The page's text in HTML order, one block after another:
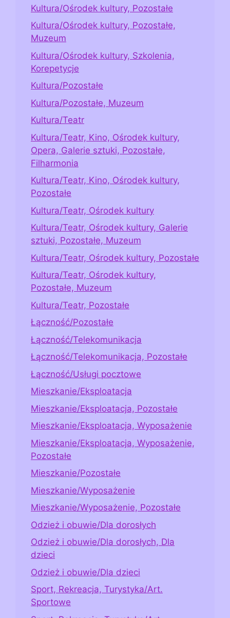
Kultura/Ośrodek kultury, Pozostałe
Kultura/Ośrodek kultury, Pozostałe,
Muzeum
Kultura/Ośrodek kultury, Szkolenia,
Korepetycje
Kultura/Pozostałe
Kultura/Pozostałe, Muzeum
Kultura/Teatr
Kultura/Teatr, Kino, Ośrodek kultury,
Opera, Galerie sztuki, Pozostałe,
Filharmonia
Kultura/Teatr, Kino, Ośrodek kultury,
Pozostałe
Kultura/Teatr, Ośrodek kultury
Kultura/Teatr, Ośrodek kultury, Galerie
sztuki, Pozostałe, Muzeum
Kultura/Teatr, Ośrodek kultury, Pozostałe
Kultura/Teatr, Ośrodek kultury,
Pozostałe, Muzeum
Kultura/Teatr, Pozostałe
Łączność/Pozostałe
Łączność/Telekomunikacja
Łączność/Telekomunikacja, Pozostałe
Łączność/Usługi pocztowe
Mieszkanie/Eksploatacja
Mieszkanie/Eksploatacja, Pozostałe
Mieszkanie/Eksploatacja, Wyposażenie
Mieszkanie/Eksploatacja, Wyposażenie,
Pozostałe
Mieszkanie/Pozostałe
Mieszkanie/Wyposażenie
Mieszkanie/Wyposażenie, Pozostałe
Odzież i obuwie/Dla dorosłych
Odzież i obuwie/Dla dorosłych, Dla
dzieci
Odzież i obuwie/Dla dzieci
Sport, Rekreacja, Turystyka/Art.
Sportowe